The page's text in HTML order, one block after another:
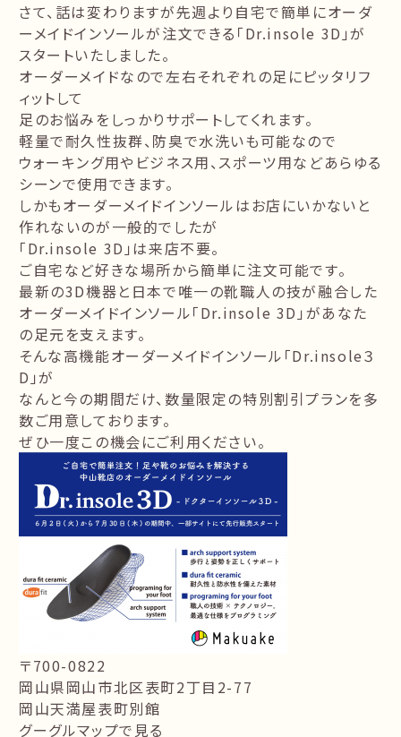
さて、話は変わりますが先週より自宅で簡単にオーダ
ーメイドインソールが注文できる「Dr.insole 3D」が
スタートいたしました。
オーダーメイドなので左右それぞれの足にピッタリフ
ィットして
足のお悩みをしっかりサポートしてくれます。
軽量で耐久性抜群、防臭で水洗いも可能なので
ウォーキング用やビジネス用、スポーツ用などあらゆる
シーンで使用できます。
しかもオーダーメイドインソールはお店にいかないと
作れないのが一般的でしたが
「Dr.insole 3D」は来店不要。
ご自宅など好きな場所から簡単に注文可能です。
最新の3D機器と日本で唯一の靴職人の技が融合した
オーダーメイドインソール「Dr.insole 3D」があなた
の足元を支えます。
そんな高機能オーダーメイドインソール「Dr.insole３
D」が
なんと今の期間だけ、数量限定の特別割引プランを多
数ご用意しております。
ぜひ一度この機会にご利用ください。
〒700-0822
岡山県岡山市北区表町2丁目2-77
岡山天満屋表町別館
グーグルマップで見る